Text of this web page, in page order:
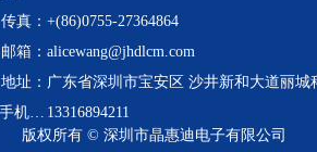
版权所有 © 深圳市晶惠迪电子有限公司
传真： +(86)0755-27364864
邮箱： alicewang@jhdlcm.com
地址： 广东省深圳市宝安区 沙井新和大道丽城
  手机：13316894211
13316894211